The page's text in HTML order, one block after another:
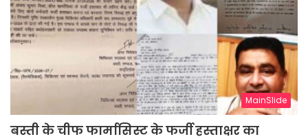
MainSlide
बस्ती के चीफ फार्मासिस्ट के फर्जी हस्ताक्षर का